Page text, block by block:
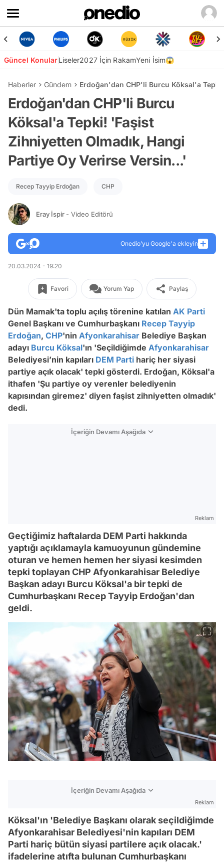
Güncel KonularLiseler2027 İçin RakamYeni İsim😱
Haberler Gündem Erdoğan'dan CHP'li Burcu Köksal'a
Erdoğan'dan CHP'li Burcu
Köksal'a Tepki! 'Faşist
Zihniyetten Olmadık, Hangi
Partiye Oy Verirse Versin...'
Recep Tayyip Erdoğan CHP
Eray İspir - Video Editörü
Onedio’yu Google'a ekleyin
20.03.2024 - 19:20
Favori Yorum Yap Paylaş
Dün Mamak'ta toplu açılış törenine katılan AK Parti
Genel Başkanı ve Cumhurbaşkanı Recep Tayyip
Erdoğan, CHP'nin Afyonkarahisar Belediye Başkan
adayı Burcu Köksal'ın 'Seçildiğimde Afyonkarahisar
Belediyesi’nin kapıları DEM Parti hariç her siyasi
partiye açık olacak' tepki gösterdi. Erdoğan, Köksal'a
ithafen 'Şu partiye oy verenler belediyenin
kapısından giremez' diyen faşist zihniyetten olmadık'
dedi.
İçeriğin Devamı Aşağıda
Reklam
Geçtiğimiz haftalarda DEM Parti hakkında
yaptığı açıklamayla kamuoyunun gündemine
oturan ve hemen hemen her siyasi kesimden
tepki toplayan CHP Afyonkarahisar Belediye
Başkan adayı Burcu Köksal'a bir tepki de
Cumhurbaşkanı Recep Tayyip Erdoğan'dan
geldi.
İçeriğin Devamı Aşağıda
Reklam
Köksal'ın 'Belediye Başkanı olarak seçildiğimde
Afyonkarahisar Belediyesi'nin kapıları DEM
Parti hariç bütün siyasi partilere açık olacak.'
ifadelerine atıfta bulunan Cumhurbaşkanı